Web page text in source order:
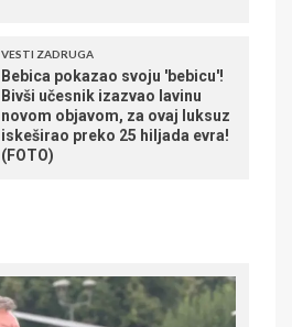
VESTI ZADRUGA
Bebica pokazao svoju 'bebicu'!
Bivši učesnik izazvao lavinu
novom objavom, za ovaj luksuz
iskeširao preko 25 hiljada evra!
(FOTO)